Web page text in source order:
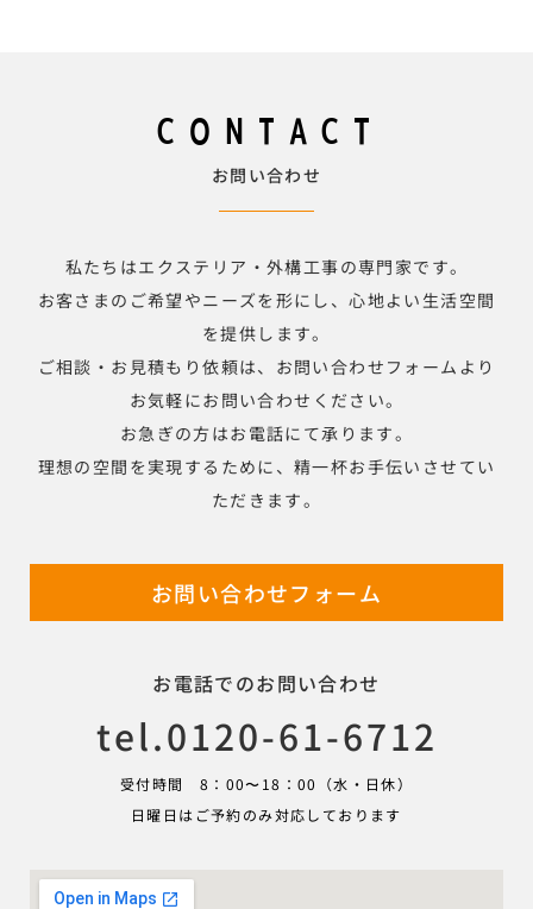
CONTACT
お問い合わせ
私たちはエクステリア・外構工事の専門家です。
お客さまのご希望やニーズを形にし、心地よい生活空間
を提供します。
ご相談・お見積もり依頼は、お問い合わせフォームより
お気軽にお問い合わせください。
お急ぎの方はお電話にて承ります。
理想の空間を実現するために、精一杯お手伝いさせてい
ただきます。
お問い合わせフォーム
お電話でのお問い合わせ
tel.0120-61-6712
受付時間 8：00〜18：00（水・日休）
日曜日はご予約のみ対応しております